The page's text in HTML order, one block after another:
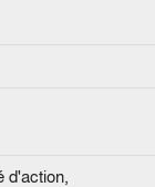
d'action,